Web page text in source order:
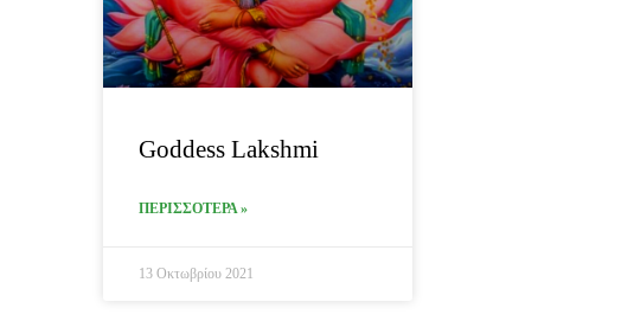
Goddess Lakshmi
ΠΕΡΙΣΣΟΤΕΡΑ »
13 Οκτωβρίου 2021